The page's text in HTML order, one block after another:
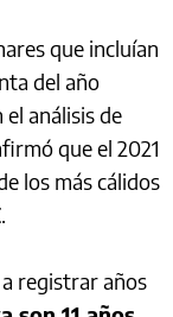
que incluían
del año
análisis de
que el 2021
los más cálidos
registrar años